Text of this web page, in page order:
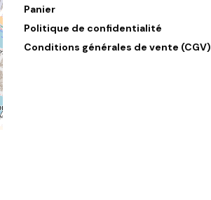
Panier
Politique de confidentialité
Conditions générales de vente (CGV)